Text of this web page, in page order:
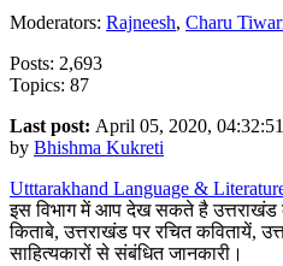
Moderators: Rajneesh, Charu
Posts: 2,693
Topics: 87
Last post: April 05, 2020,
by Bhishma Kukreti
Utttarakhand Language &
इस विभाग में आप देख सकते है उत्तराखंड
किताबे, उत्तराखंड पर रचित कवितायें,
साहित्यकारों से संबंधित जानकारी।